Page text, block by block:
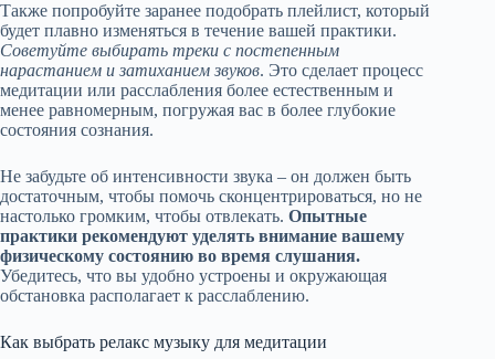
Также попробуйте заранее подобрать плейлист, который
будет плавно изменяться в течение вашей практики.
Советуйте выбирать треки с постепенным
нарастанием и затиханием звуков. Это сделает процесс
медитации или расслабления более естественным и
менее равномерным, погружая вас в более глубокие
состояния сознания.
Не забудьте об интенсивности звука – он должен быть
достаточным, чтобы помочь сконцентрироваться, но не
настолько громким, чтобы отвлекать. Опытные
практики рекомендуют уделять внимание вашему
физическому состоянию во время слушания.
Убедитесь, что вы удобно устроены и окружающая
обстановка располагает к расслаблению.
Как выбрать релакс музыку для медитации